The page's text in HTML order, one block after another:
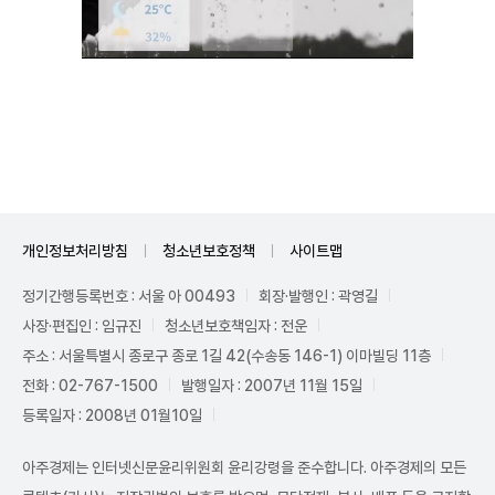
개인정보처리방침 청소년보호정책 사이트맵
정기간행등록번호 : 서울 아 00493
회장·발행인 : 곽영길
사장·편집인 : 임규진
청소년보호책임자 : 전운
주소 : 서울특별시 종로구 종로 1길 42(수송동 146-1) 이마빌딩 11층
전화 : 02-767-1500
발행일자 : 2007년 11월 15일
등록일자 : 2008년 01월10일
아주경제는 인터넷신문윤리위원회 윤리강령을 준수합니다. 아주경제의 모든